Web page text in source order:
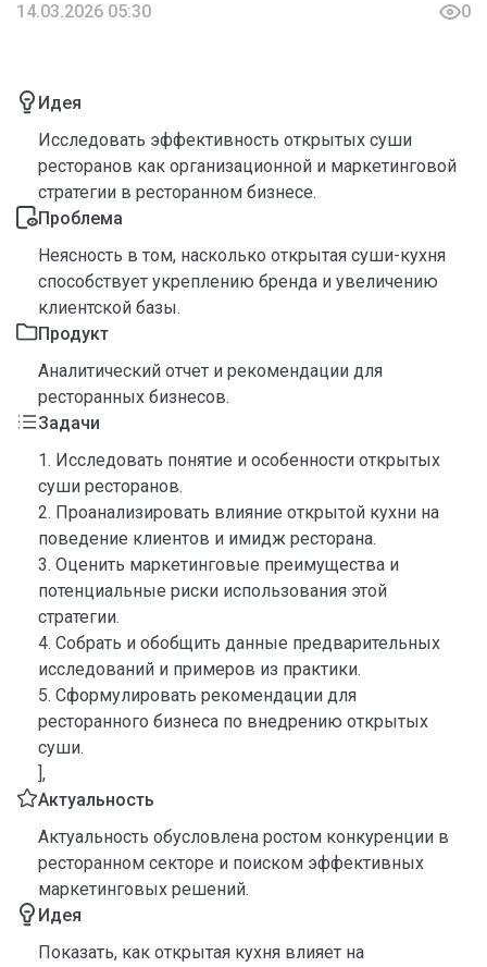
14.03.2026 05:30 0
Идея
Исследовать эффективность открытых суши
ресторанов как организационной и маркетинговой
стратегии в ресторанном бизнесе.
Проблема
Неясность в том, насколько открытая суши-кухня
способствует укреплению бренда и увеличению
клиентской базы.
Продукт
Аналитический отчет и рекомендации для
ресторанных бизнесов.
Задачи
1. Исследовать понятие и особенности открытых
суши ресторанов.
2. Проанализировать влияние открытой кухни на
поведение клиентов и имидж ресторана.
3. Оценить маркетинговые преимущества и
потенциальные риски использования этой
стратегии.
4. Собрать и обобщить данные предварительных
исследований и примеров из практики.
5. Сформулировать рекомендации для
ресторанного бизнеса по внедрению открытых
суши.
],
Актуальность
Актуальность обусловлена ростом конкуренции в
ресторанном секторе и поиском эффективных
маркетинговых решений.
Идея
Показать, как открытая кухня влияет на